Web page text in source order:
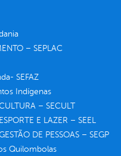
– SEPLAC
SEFAZ
Indígenas
– SECULT
E LAZER – SEEL
DE PESSOAS – SEGP
Quilombolas